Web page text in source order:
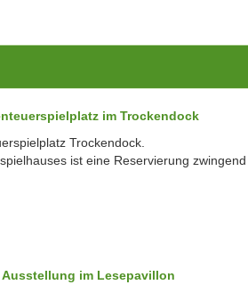
im Trockendock
Trockendock.
ist eine Reservierung zwingend
Ausstellung im Lesepavillon